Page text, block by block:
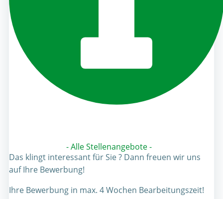
- Alle Stellenangebote -
Das klingt interessant für Sie ? Dann freuen wir uns
auf Ihre Bewerbung!
Ihre Bewerbung in max. 4 Wochen Bearbeitungszeit!